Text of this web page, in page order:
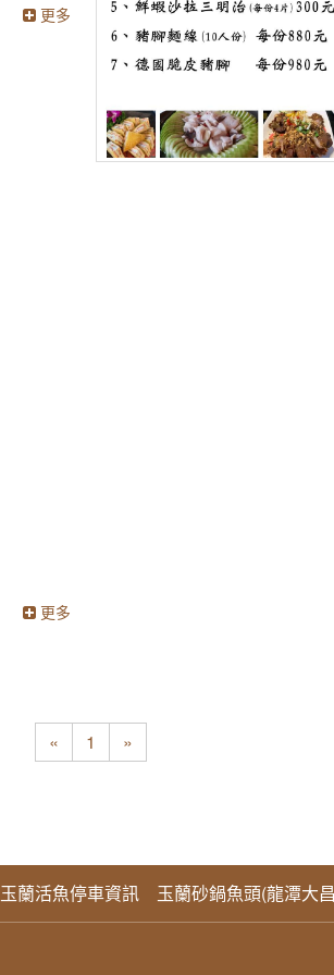
更多
更多
« 1 »
玉蘭活魚停車資訊 玉蘭砂鍋魚頭(龍潭大